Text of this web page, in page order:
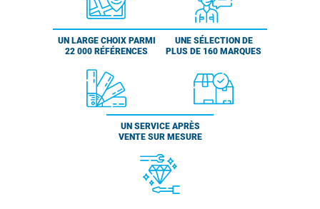
UN LARGE CHOIX PARMI
22 000 RÉFÉRENCES
UNE SÉLECTION DE
PLUS DE 160 MARQUES
UN SERVICE APRÈS
VENTE SUR MESURE